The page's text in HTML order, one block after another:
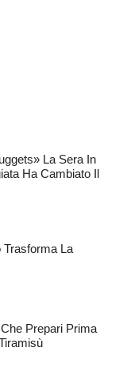
La Sera In
Ha Cambiato Il
​​trasforma La
Prepari Prima